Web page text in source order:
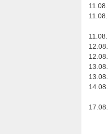
11.08.
11.08.
11.08.
12.08.
12.08.
13.08.
13.08.
14.08.
17.08.